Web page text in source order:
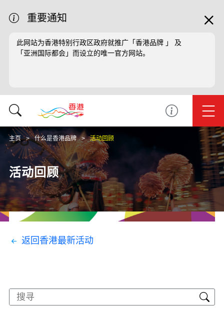
重要通知
此网站为香港特别行政区政府就推广「香港品牌 」 及
「亚洲国际都会」而设立的唯一官方网站。
主页 什么是香港品牌 活动回顾
活动回顾
返回香港最新活动